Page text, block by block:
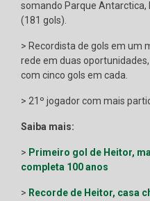
somando Parque Antarctica,
(181 gols).
> Recordista de gols em um
rede em duas
com cinco gols em cada.
> 21º jogador com mais
Saiba mais:
> Primeiro gol de Heitor,
completa 100 anos
> Recorde de Heitor, casa